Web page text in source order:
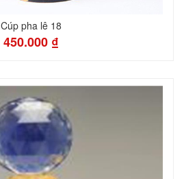
Cúp pha lê 18
450.000 ₫